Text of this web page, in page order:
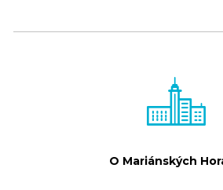
O Mariánských